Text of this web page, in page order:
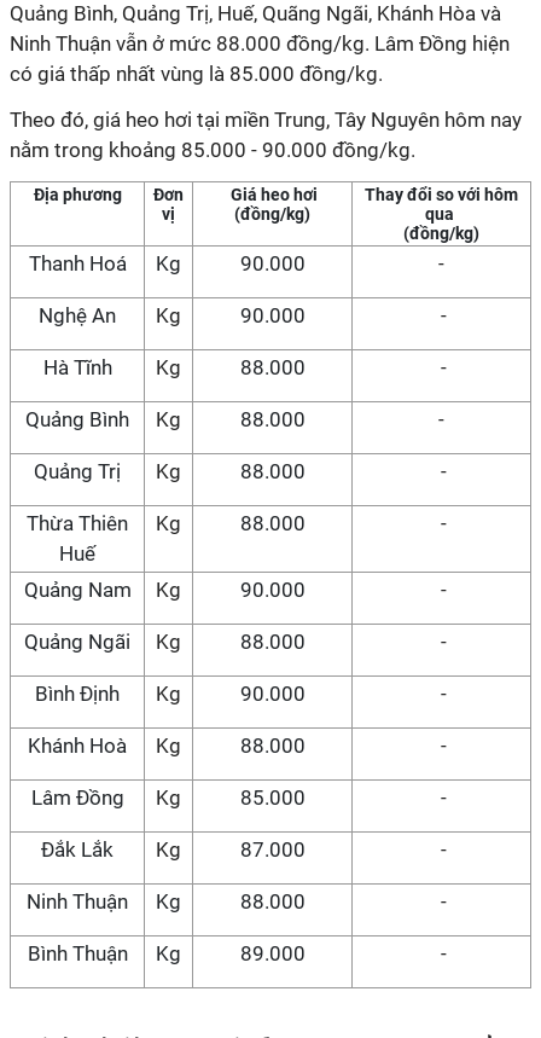
Quảng Bình, Quảng Trị, Huế, Quãng Ngãi, Khánh Hòa và
Ninh Thuận vẫn ở mức 88.000 đồng/kg. Lâm Đồng hiện
có giá thấp nhất vùng là 85.000 đồng/kg.
Theo đó, giá heo hơi tại miền Trung, Tây Nguyên hôm nay
nằm trong khoảng 85.000 - 90.000 đồng/kg.
Địa phương
Đơn
vị
Giá heo hơi
(đồng/kg)
Thay đổi so với hôm
qua
(đồng/kg)
Thanh Hoá Kg 90.000 -
Nghệ An Kg 90.000 -
Hà Tĩnh Kg 88.000 -
Quảng Bình Kg 88.000 -
Quảng Trị Kg 88.000 -
Thừa Thiên
Huế
Kg 88.000 -
Quảng Nam Kg 90.000 -
Quảng Ngãi Kg 88.000 -
Bình Định Kg 90.000 -
Khánh Hoà Kg 88.000 -
Lâm Đồng Kg 85.000 -
Đắk Lắk Kg 87.000 -
Ninh Thuận Kg 88.000 -
Bình Thuận Kg 89.000 -